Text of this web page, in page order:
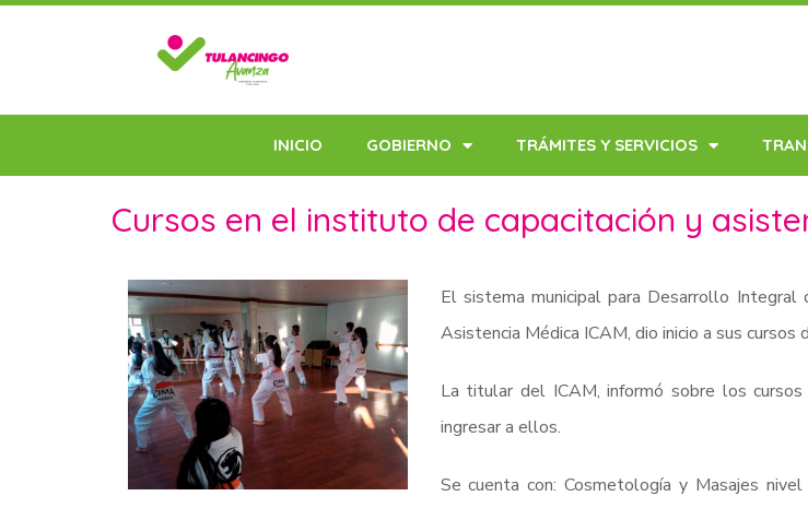
INICIO GOBIERNO TRÁMITES Y SERVICIOS
Cursos en el instituto de capacitación y
El sistema municipal para Desarrollo
Asistencia Médica ICAM, dio inicio a sus cursos
La titular del ICAM, informó sobre los
ingresar a ellos.
Se cuenta con: Cosmetología y Masajes